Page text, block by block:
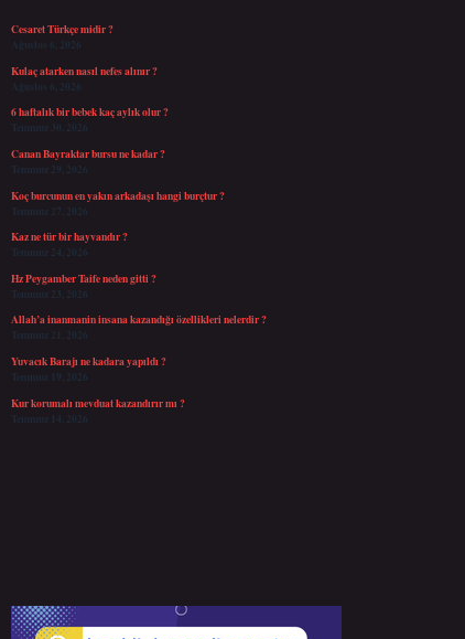
Cesaret Türkçe midir ?
Ağustos 6, 2026
Kulaç atarken nasıl nefes alınır ?
Ağustos 6, 2026
6 haftalık bir bebek kaç aylık olur ?
Temmuz 30, 2026
Canan Bayraktar bursu ne kadar ?
Temmuz 29, 2026
Koç burcunun en yakın arkadaşı hangi burçtur ?
Temmuz 27, 2026
Kaz ne tür bir hayvandır ?
Temmuz 24, 2026
Hz Peygamber Taife neden gitti ?
Temmuz 23, 2026
Allah’a inanmanin insana kazandığı özellikleri nelerdir ?
Temmuz 21, 2026
Yuvacık Barajı ne kadara yapıldı ?
Temmuz 19, 2026
Kur korumalı mevduat kazandırır mı ?
Temmuz 14, 2026